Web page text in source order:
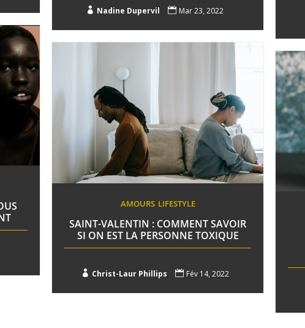
 Nadine Dupervil  Mar 23, 2022
AMOURS LIFESTYLE
SAINT-VALENTIN : COMMENT SAVOIR
SI ON EST LA PERSONNE TOXIQUE
 Christ-Laur Phillips  Fév 14, 2022